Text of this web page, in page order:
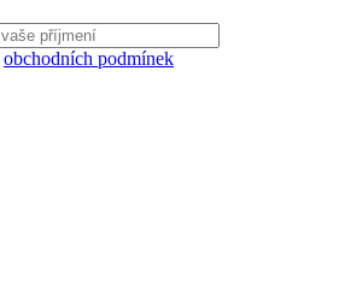
obchodních podmínek